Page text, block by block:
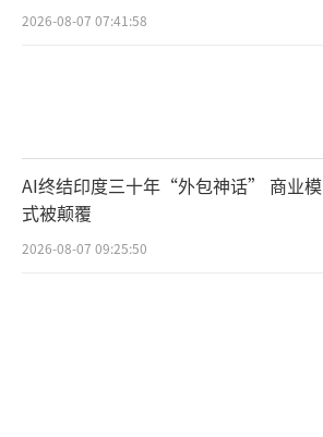
2026-08-07 07:41:58
AI终结印度三十年“外包神话” 商业模
式被颠覆
2026-08-07 09:25:50